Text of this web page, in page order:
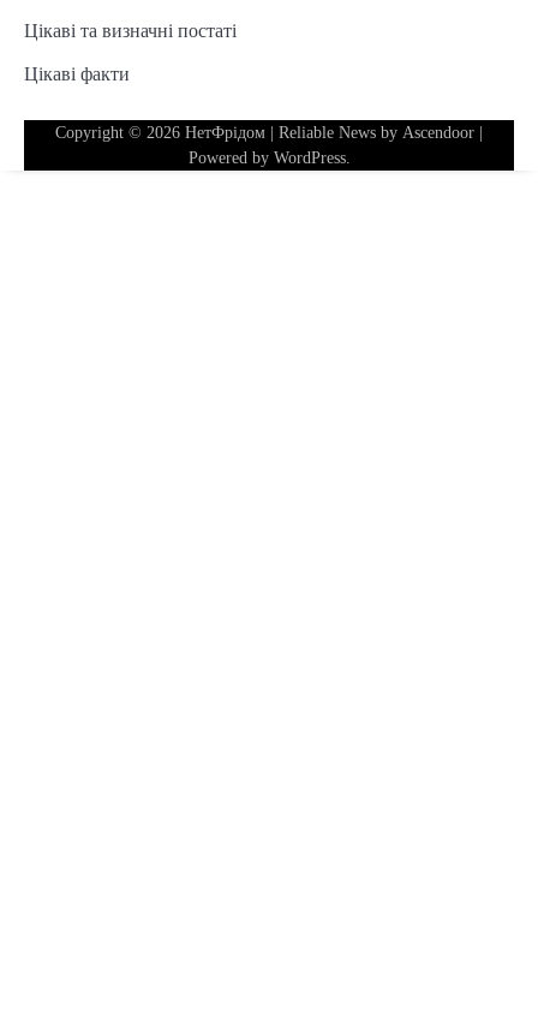
Цікаві та визначні постаті
Цікаві факти
Copyright © 2026 НетФрідом | Reliable News by Ascendoor
Powered by WordPress.